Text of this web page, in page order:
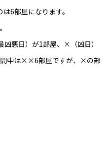
6部屋になります。
悪日）が1部屋、×（凶日）
間中は××6部屋ですが、×の部